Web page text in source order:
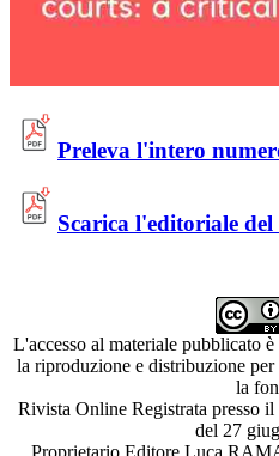
Preleva l'intero
Scarica l'editoriale del
L'accesso al materiale pubblicato
la riproduzione e distribuzione
la
Rivista Online Registrata presso
del 27
Proprietario Editore Luca